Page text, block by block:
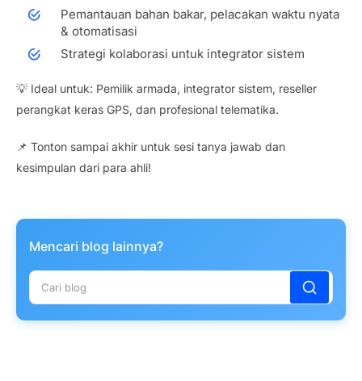
Pemantauan bahan bakar, pelacakan waktu nyata
& otomatisasi
Strategi kolaborasi untuk integrator sistem
💡 Ideal untuk: Pemilik armada, integrator sistem, reseller
perangkat keras GPS, dan profesional telematika.
📌 Tonton sampai akhir untuk sesi tanya jawab dan
kesimpulan dari para ahli!
Mencari blog lainnya?